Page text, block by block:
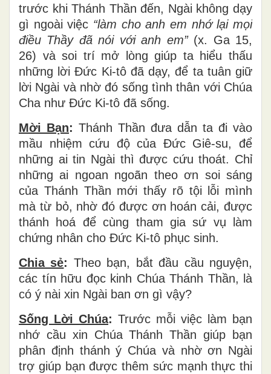
trước khi Thánh Thần đến, Ngài không dạy
gì ngoài việc “làm cho anh em nhớ lại mọi
điều Thầy đã nói với anh em” (x. Ga 15,
26) và soi trí mở lòng giúp ta hiểu thấu
những lời Đức Ki-tô đã dạy, để ta tuân giữ
lời Ngài và nhờ đó sống tình thân với Chúa
Cha như Đức Ki-tô đã sống.
Mời Bạn: Thánh Thần đưa dẫn ta đi vào
mầu nhiệm cứu độ của Đức Giê-su, để
những ai tin Ngài thì được cứu thoát. Chỉ
những ai ngoan ngoãn theo ơn soi sáng
của Thánh Thần mới thấy rõ tội lỗi mình
mà từ bỏ, nhờ đó được ơn hoán cải, được
thánh hoá để cùng tham gia sứ vụ làm
chứng nhân cho Đức Ki-tô phục sinh.
Chia sẻ: Theo bạn, bắt đầu cầu nguyện,
các tín hữu đọc kinh Chúa Thánh Thần, là
có ý nài xin Ngài ban ơn gì vậy?
Sống Lời Chúa: Trước mỗi việc làm bạn
nhớ cầu xin Chúa Thánh Thần giúp bạn
phân định thánh ý Chúa và nhờ ơn Ngài
trợ giúp bạn được thêm sức mạnh thực thi